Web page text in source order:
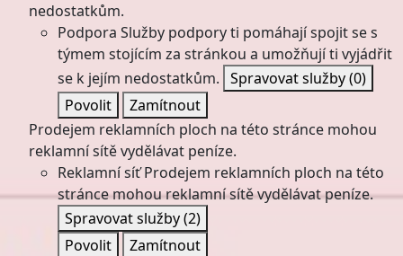
nedostatkům.
Podpora Služby podpory ti pomáhají spojit se s
týmem stojícím za stránkou a umožňují ti vyjádřit
se k jejím nedostatkům. Spravovat služby(0)
Povolit
Zamítnout
Prodejem reklamních ploch na této stránce mohou
reklamní sítě vydělávat peníze.
Reklamní síť Prodejem reklamních ploch na této
stránce mohou reklamní sítě vydělávat peníze.
Spravovat služby(2)
Povolit
Zamítnout